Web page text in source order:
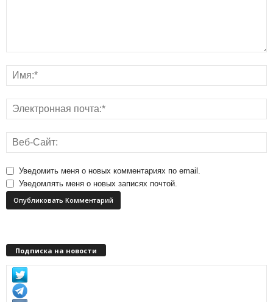
Уведомить меня о новых комментариях по email.
Уведомлять меня о новых записях почтой.
Подписка на новости